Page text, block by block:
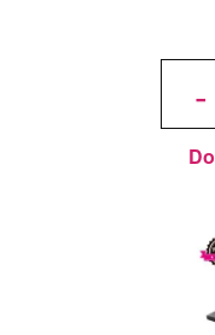
-
Biały
cm,